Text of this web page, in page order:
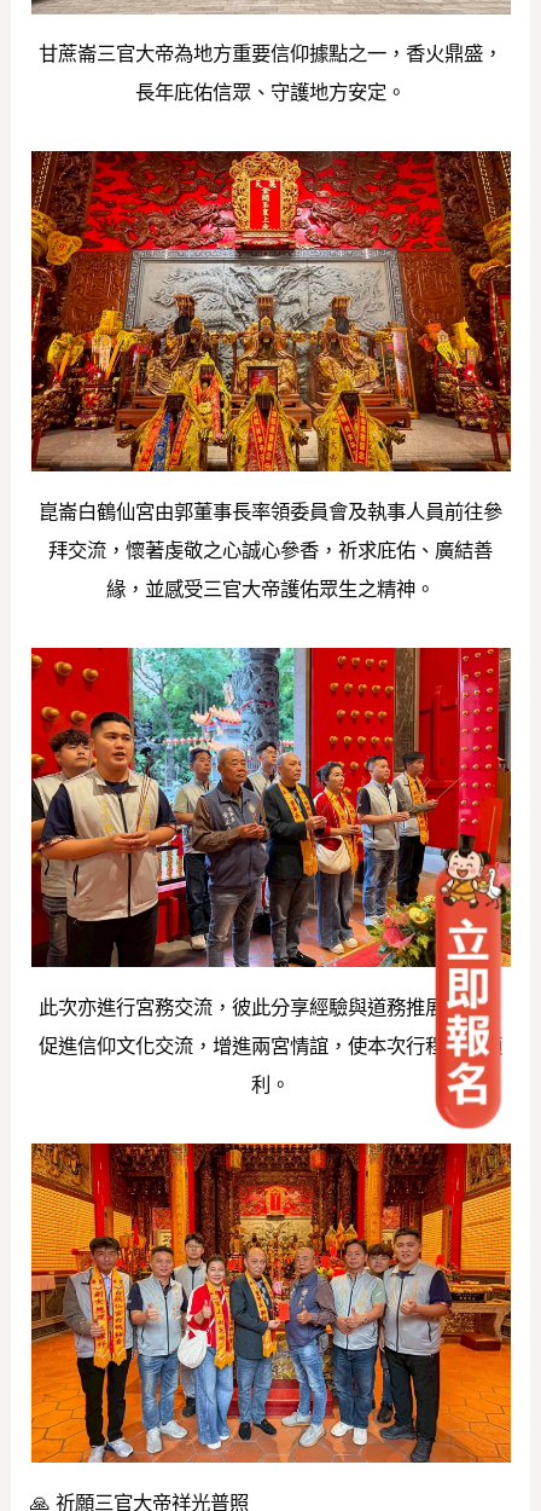
甘蔗崙三官大帝為地方重要信仰據點之一，香火鼎盛，
長年庇佑信眾、守護地方安定。
崑崙白鶴仙宮由郭董事長率領委員會及執事人員前往參
拜交流，懷著虔敬之心誠心參香，祈求庇佑、廣結善
緣，並感受三官大帝護佑眾生之精神。
此次亦進行宮務交流，彼此分享經驗與道務推展方向，
促進信仰文化交流，增進兩宮情誼，使本次行程圓滿順
利。
🙏 祈願三官大帝祥光普照